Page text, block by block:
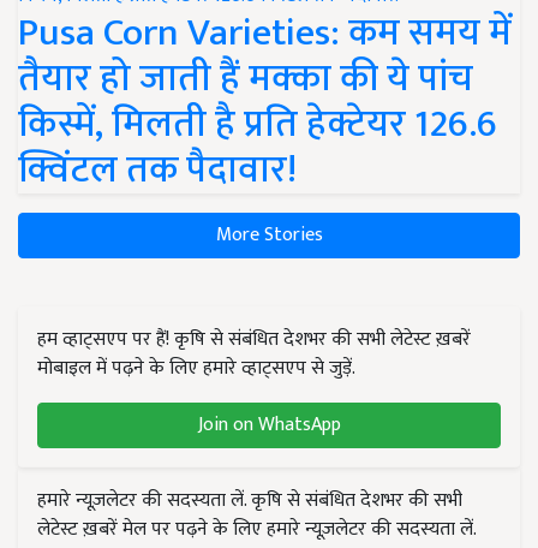
Pusa Corn Varieties: कम समय में
तैयार हो जाती हैं मक्का की ये पांच
किस्में, मिलती है प्रति हेक्टेयर 126.6
क्विंटल तक पैदावार!
More Stories
हम व्हाट्सएप पर हैं! कृषि से संबंधित देशभर की सभी लेटेस्ट ख़बरें
मोबाइल में पढ़ने के लिए हमारे व्हाट्सएप से जुड़ें.
Join on WhatsApp
हमारे न्यूज़लेटर की सदस्यता लें. कृषि से संबंधित देशभर की सभी
लेटेस्ट ख़बरें मेल पर पढ़ने के लिए हमारे न्यूज़लेटर की सदस्यता लें.